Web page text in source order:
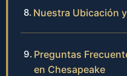
Nuestra Ubicación
Preguntas
en Chesapeake